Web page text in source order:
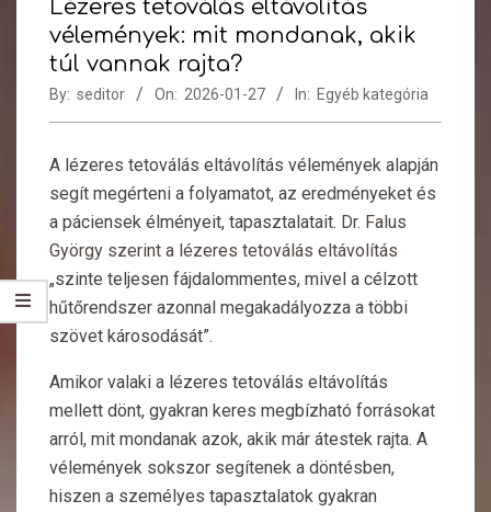
Lézeres tetoválás eltávolítás
vélemények: mit mondanak, akik
túl vannak rajta?
By: seditor On: 2026-01-27 In: Egyéb kategória
A lézeres tetoválás eltávolítás vélemények alapján
segít megérteni a folyamatot, az eredményeket és
a páciensek élményeit, tapasztalatait. Dr. Falus
György szerint a lézeres tetoválás eltávolítás
„szinte teljesen fájdalommentes, mivel a célzott
hűtőrendszer azonnal megakadályozza a többi
szövet károsodását”.
Amikor valaki a lézeres tetoválás eltávolítás
mellett dönt, gyakran keres megbízható forrásokat
arról, mit mondanak azok, akik már átestek rajta. A
vélemények sokszor segítenek a döntésben,
hiszen a személyes tapasztalatok gyakran